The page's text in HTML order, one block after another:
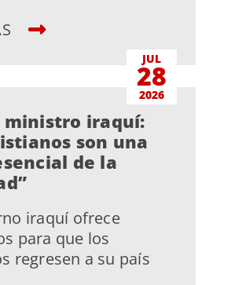
JUL
28
2026
ministro iraquí:
son una
de la
iraquí ofrece
para que los
regresen a su país